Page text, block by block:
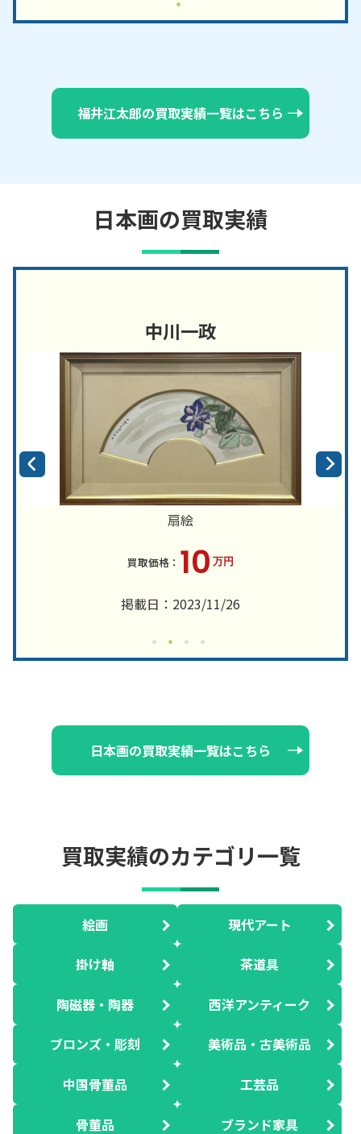
福井江太郎の買取実績一覧はこちら
日本画の買取実績
中川一政
扇絵
10 万円
掲載日：2023/11/26
日本画の買取実績一覧はこちら
買取実績のカテゴリ一覧
絵画 現代アート
掛け軸 茶道具
陶磁器・陶器 西洋アンティーク
ブロンズ・彫刻 美術品・古美術品
中国骨董品 工芸品
骨董品 ブランド家具